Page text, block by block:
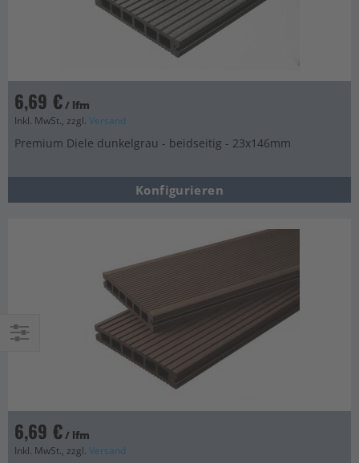
6,69 €/ lfm
Inkl. MwSt., zzgl. Versand
Premium Diele dunkelgrau - beidseitig - 23x146mm
Konfigurieren
6,69 €/ lfm
Inkl. MwSt., zzgl. Versand
Einkaufsoptionen